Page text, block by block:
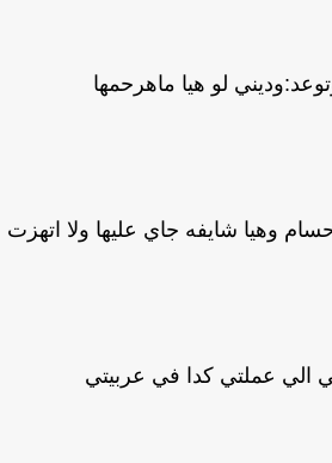
لو هيا ماهرحمها
وهيا شايفه جاي عليها ولا اتهزت
عملتي كدا في عربيتي